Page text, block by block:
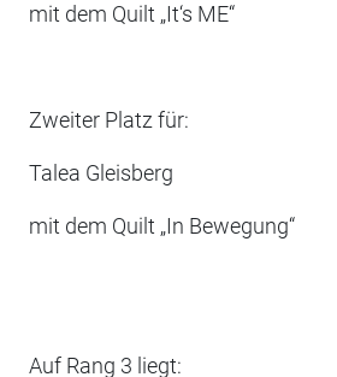
mit dem Quilt „It‘s ME“
Zweiter Platz für:
Talea Gleisberg
mit dem Quilt „In Bewegung“
Auf Rang 3 liegt: